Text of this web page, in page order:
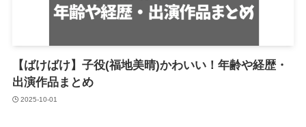
【ばけばけ】子役(福地美晴)かわいい！年齢や経歴・
出演作品まとめ
2025-10-01